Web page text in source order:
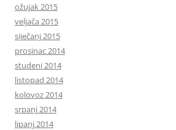
ožujak 2015
veljača 2015
siječanj 2015
prosinac 2014
studeni 2014
listopad 2014
kolovoz 2014
srpanj 2014
lipanj 2014